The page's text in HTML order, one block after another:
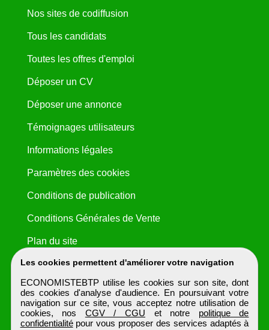
Les cookies permettent d'améliorer votre navigation
ECONOMISTEBTP utilise les cookies sur son site, dont
des cookies d'analyse d'audience. En poursuivant votre
navigation sur ce site, vous acceptez notre utilisation de
cookies, nos CGV / CGU et notre politique de
confidentialitépour vous proposer des services adaptés à
Nos sites de codiffusion
Tous les candidats
Toutes les offres d'emploi
Déposer un CV
Déposer une annonce
Témoignages utilisateurs
Informations légales
Paramètres des cookies
Conditions de publication
Conditions Générales de Vente
Plan du site